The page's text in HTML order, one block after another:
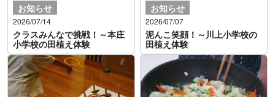
お知らせ
2026/07/14
クラスみんなで挑戦！～本庄
小学校の田植え体験
お知らせ
2026/07/07
泥んこ笑顔！～川上小学校の
田植え体験